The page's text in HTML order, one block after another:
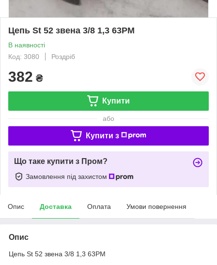
Цепь St 52 звена 3/8 1,3 63PM
В наявності
Код: 3080
Роздріб
382 ₴
Купити
або
Купити з
Що таке купити з Пром?
Замовлення під захистом
Опис Доставка Оплата Умови повернення
Опис
Цепь St 52 звена 3/8 1,3 63PM